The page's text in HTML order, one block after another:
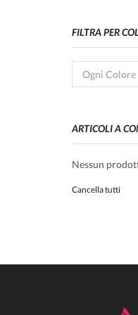
FILTRA PER
Ogni Colore
ARTICOLI A
Nessun
Cancella tutti